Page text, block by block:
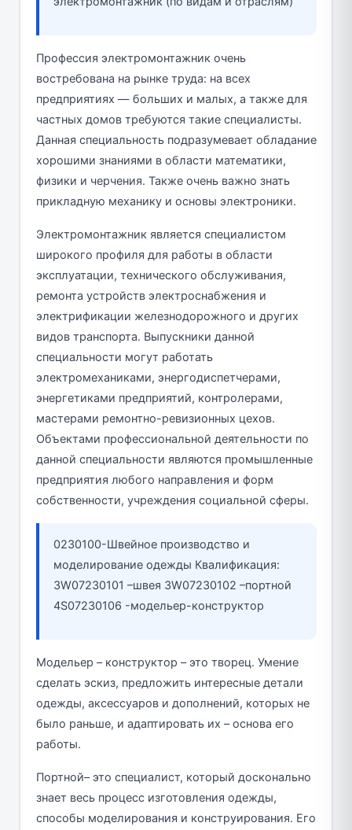
Профессия электромонтажник очень
востребована на рынке труда: на всех
предприятиях — больших и малых, а также для
частных домов требуются такие специалисты.
Данная специальность подразумевает обладание
хорошими знаниями в области математики,
физики и черчения. Также очень важно знать
прикладную механику и основы электроники.
Электромонтажник является специалистом
широкого профиля для работы в области
эксплуатации, технического обслуживания,
ремонта устройств электроснабжения и
электрификации железнодорожного и других
видов транспорта. Выпускники данной
специальности могут работать
электромеханиками, энергодиспетчерами,
энергетиками предприятий, контролерами,
мастерами ремонтно-ревизионных цехов.
Объектами профессиональной деятельности по
данной специальности являются промышленные
предприятия любого направления и форм
собственности, учреждения социальной сферы.
0230100-Швейное производство и
моделирование одежды Квалификация:
3W07230101 –швея 3W07230102 –портной
4S07230106 -модельер-конструктор
Модельер – конструктор – это творец. Умение
сделать эскиз, предложить интересные детали
одежды, аксессуаров и дополнений, которых не
было раньше, и адаптировать их – основа его
работы.
Портной– это специалист, который досконально
знает весь процесс изготовления одежды,
способы моделирования и конструирования. Его